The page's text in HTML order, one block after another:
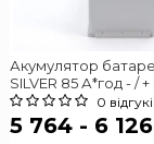
Акумулятор
SILVER 85 А*год - /
0
5 764 - 6 126